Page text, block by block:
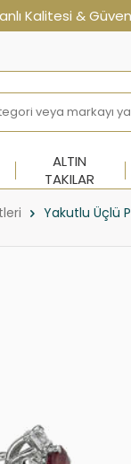
Kalitesi &
ALTIN
TAKILAR
Yakutlu Üçlü